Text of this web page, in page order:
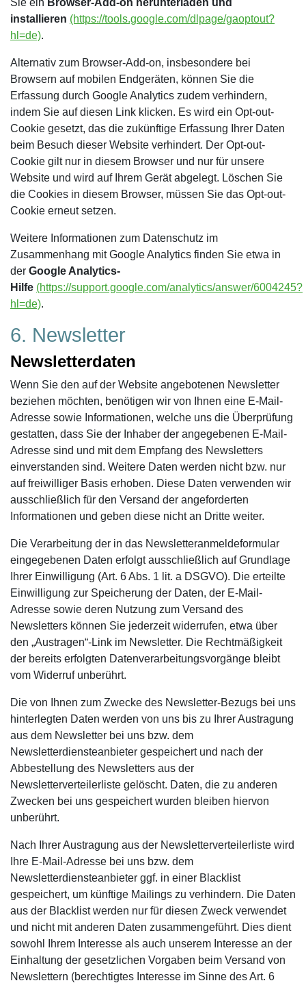
Sie ein Browser-Add-on herunterladen und
installieren (https://tools.google.com/dlpage/gaoptout?
hl=de).
Alternativ zum Browser-Add-on, insbesondere bei
Browsern auf mobilen Endgeräten, können Sie die
Erfassung durch Google Analytics zudem verhindern,
indem Sie auf diesen Link klicken. Es wird ein Opt-out-
Cookie gesetzt, das die zukünftige Erfassung Ihrer Daten
beim Besuch dieser Website verhindert. Der Opt-out-
Cookie gilt nur in diesem Browser und nur für unsere
Website und wird auf Ihrem Gerät abgelegt. Löschen Sie
die Cookies in diesem Browser, müssen Sie das Opt-out-
Cookie erneut setzen.
Weitere Informationen zum Datenschutz im
Zusammenhang mit Google Analytics finden Sie etwa in
der Google Analytics-
Hilfe (https://support.google.com/analytics/answer/6004245?
hl=de).
6. Newsletter
Newsletterdaten
Wenn Sie den auf der Website angebotenen Newsletter
beziehen möchten, benötigen wir von Ihnen eine E-Mail-
Adresse sowie Informationen, welche uns die Überprüfung
gestatten, dass Sie der Inhaber der angegebenen E-Mail-
Adresse sind und mit dem Empfang des Newsletters
einverstanden sind. Weitere Daten werden nicht bzw. nur
auf freiwilliger Basis erhoben. Diese Daten verwenden wir
ausschließlich für den Versand der angeforderten
Informationen und geben diese nicht an Dritte weiter.
Die Verarbeitung der in das Newsletteranmeldeformular
eingegebenen Daten erfolgt ausschließlich auf Grundlage
Ihrer Einwilligung (Art. 6 Abs. 1 lit. a DSGVO). Die erteilte
Einwilligung zur Speicherung der Daten, der E-Mail-
Adresse sowie deren Nutzung zum Versand des
Newsletters können Sie jederzeit widerrufen, etwa über
den „Austragen“-Link im Newsletter. Die Rechtmäßigkeit
der bereits erfolgten Datenverarbeitungsvorgänge bleibt
vom Widerruf unberührt.
Die von Ihnen zum Zwecke des Newsletter-Bezugs bei uns
hinterlegten Daten werden von uns bis zu Ihrer Austragung
aus dem Newsletter bei uns bzw. dem
Newsletterdiensteanbieter gespeichert und nach der
Abbestellung des Newsletters aus der
Newsletterverteilerliste gelöscht. Daten, die zu anderen
Zwecken bei uns gespeichert wurden bleiben hiervon
unberührt.
Nach Ihrer Austragung aus der Newsletterverteilerliste wird
Ihre E-Mail-Adresse bei uns bzw. dem
Newsletterdiensteanbieter ggf. in einer Blacklist
gespeichert, um künftige Mailings zu verhindern. Die Daten
aus der Blacklist werden nur für diesen Zweck verwendet
und nicht mit anderen Daten zusammengeführt. Dies dient
sowohl Ihrem Interesse als auch unserem Interesse an der
Einhaltung der gesetzlichen Vorgaben beim Versand von
Newslettern (berechtigtes Interesse im Sinne des Art. 6